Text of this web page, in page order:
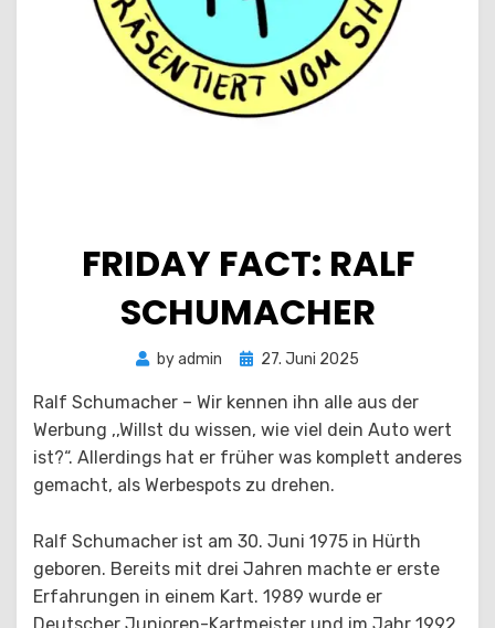
FRIDAY FACT: RALF
SCHUMACHER
byadmin
Posted
27. Juni 2025
Ralf Schumacher – Wir kennen ihn alle aus der
Werbung ,,Willst du wissen, wie viel dein Auto wert
ist?“. Allerdings hat er früher was komplett anderes
gemacht, als Werbespots zu drehen.
Ralf Schumacher ist am 30. Juni 1975 in Hürth
geboren. Bereits mit drei Jahren machte er erste
Erfahrungen in einem Kart. 1989 wurde er